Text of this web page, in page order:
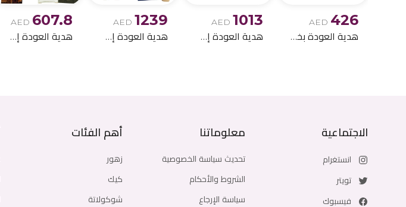
AED 426
هدية العودة بخير الرائعة 33
AED 1013
هدية العودة إلى المنزل الرائعة 9
AED 1239
هدية العودة إلى المنزل الرائعة 11
AED 607.8
هدية العودة إلى المنزل الرائعة 15
الاجتماعية
انستغرام
تويتر
فيسبوك
معلوماتنا
تحديث سياسة الخصوصية
الشروط والأحكام
سياسة الإرجاع
أهم الفئات
زهور
كيك
شوكولاتة